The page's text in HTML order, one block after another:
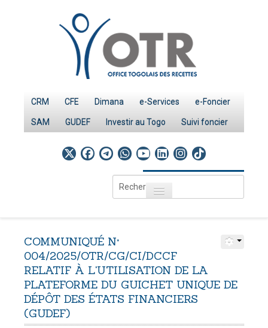
CRM CFE Dimana e-Services e-Foncier
SAM GUDEF Investir au Togo Suivi foncier
Rechercher
Toggle navigation
IMPÔTS
Le système fiscal
DOUANES
COMMUNIQUÉ N°
004/2025/OTR/CG/CI/DCCF
RELATIF À L'UTILISATION DE LA
PLATEFORME DU GUICHET UNIQUE DE
DÉPÔT DES ÉTATS FINANCIERS
(GUDEF)